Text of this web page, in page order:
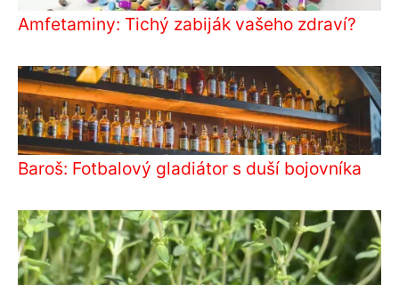
Amfetaminy: Tichý zabiják vašeho zdraví?
Baroš: Fotbalový gladiátor s duší bojovníka